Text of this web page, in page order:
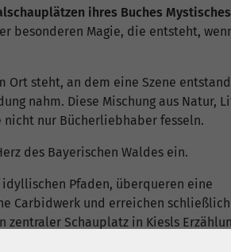
ihres Buches Mystisches
besonderen Magie, die entsteht,
Ort steht, an dem eine Szene
nahm. Diese Mischung aus Natur,
nur Bücherliebhaber fesseln.
des Bayerischen Waldes ein.
Pfaden, überqueren eine
Carbidwerk und erreichen
zentraler Schauplatz in Kiesls
Weg zurück nach Ringelai, wo eine